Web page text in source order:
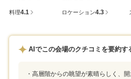
料理4.1 ロケーション4.3
AIでこの会場のクチコミを要約す
高層階からの眺望が素晴らしく、